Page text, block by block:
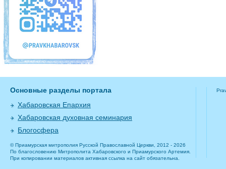
Основные разделы портала
Хабаровская Епархия
Хабаровская духовная семинария
Блогосфера
© Приамурская митрополия Русской Православной Церкви, 2012 - 2026
По благословению Митрополита Хабаровского и Приамурского Артемия.
При копировании материалов активная ссылка на сайт обязательна.